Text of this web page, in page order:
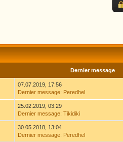
Dernier message
07.07.2019, 17:56
Dernier message: Peredhel
25.02.2019, 03:29
Dernier message:Tikidiki
30.05.2018, 13:04
Dernier message: Peredhel